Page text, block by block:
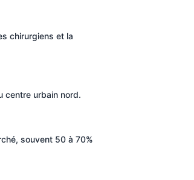
chirurgiens et la
centre urbain nord.
souvent 50 à 70%